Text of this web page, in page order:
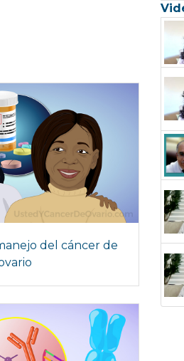
del cáncer de